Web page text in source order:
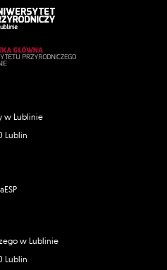
w Lublinie
Lublin
w Lublinie
Lublin